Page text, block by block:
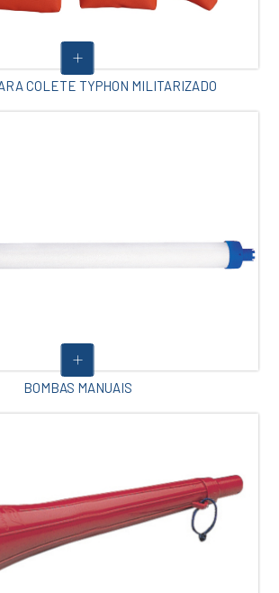
COLETE TYPHON MILITARIZADO
BOMBAS MANUAIS